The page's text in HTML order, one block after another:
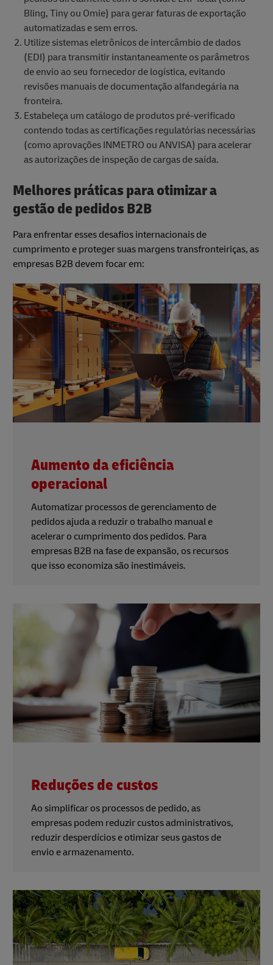
Bling, Tiny ou Omie) para gerar faturas de exportação
automatizadas e sem erros.
Utilize sistemas eletrônicos de intercâmbio de dados
(EDI) para transmitir instantaneamente os parâmetros
de envio ao seu fornecedor de logística, evitando
revisões manuais de documentação alfandegária na
fronteira.
Estabeleça um catálogo de produtos pré-verificado
contendo todas as certificações regulatórias necessárias
(como aprovações INMETRO ou ANVISA) para acelerar
as autorizações de inspeção de cargas de saída.
Melhores práticas para otimizar a
gestão de pedidos B2B
Para enfrentar esses desafios internacionais de
cumprimento e proteger suas margens transfronteiriças, as
empresas B2B devem focar em:
Aumento da eficiência
operacional
Automatizar processos de gerenciamento de
pedidos ajuda a reduzir o trabalho manual e
acelerar o cumprimento dos pedidos. Para
empresas B2B na fase de expansão, os recursos
que isso economiza são inestimáveis.
Reduções de custos
Ao simplificar os processos de pedido, as
empresas podem reduzir custos administrativos,
reduzir desperdícios e otimizar seus gastos de
envio e armazenamento.